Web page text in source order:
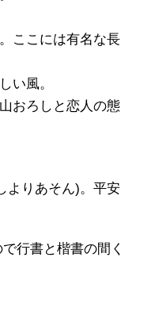
ここには有名な長
い風。
おろしと恋人の態
よりあそん)。平安
行書と楷書の間く